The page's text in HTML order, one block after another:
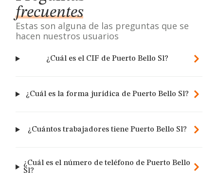
frecuentes
Estas son alguna de las preguntas que se
hacen nuestros usuarios
¿Cuál es el CIF de Puerto Bello Sl?
¿Cuál es la forma jurídica de Puerto Bello Sl?
¿Cuántos trabajadores tiene Puerto Bello Sl?
¿Cuál es el número de teléfono de Puerto Bello
Sl?